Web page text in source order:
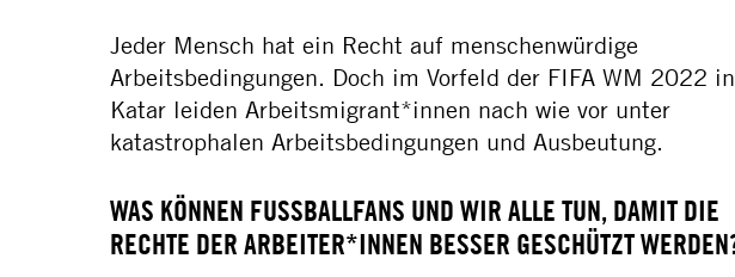
Jeder Mensch hat ein Recht auf menschenwürdige
Arbeitsbedingungen. Doch im Vorfeld der FIFA WM 2022 in
Katar leiden Arbeitsmigrant*innen nach wie vor unter
katastrophalen Arbeitsbedingungen und Ausbeutung.
WAS KÖNNEN FUSSBALLFANS UND WIR ALLE TUN, DAMIT DIE R
ECHTE DER ARBEITER*INNEN BESSER GESCHÜTZT WERDEN?